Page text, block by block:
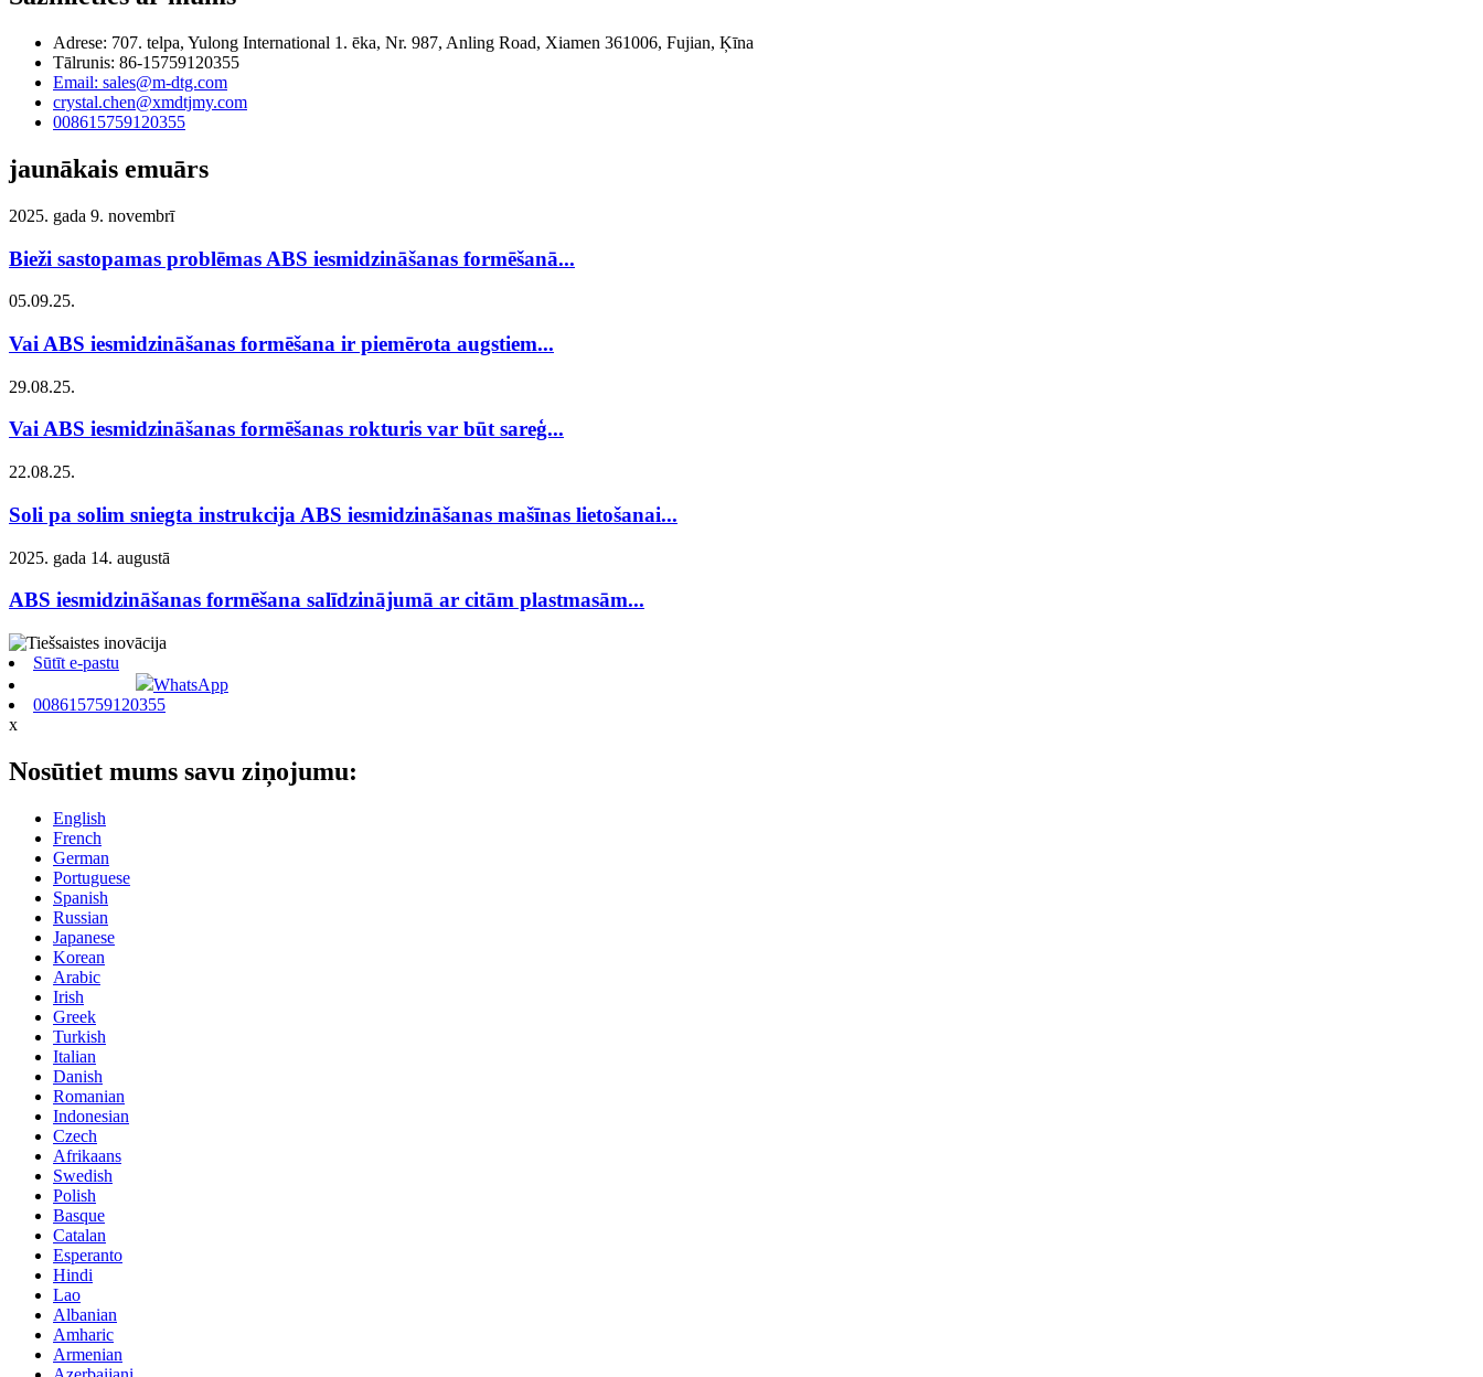
Adrese: 707. telpa, Yulong International 1. ēka, Nr. 987, Anling Road, Xiamen 361006, Fujian, Ķīna
Tālrunis: 86-15759120355
Email: sales@m-dtg.com
crystal.chen@xmdtjmy.com
008615759120355
jaunākais emuārs
2025. gada 9. novembrī
Bieži sastopamas problēmas ABS iesmidzināšanas formēšanā...
05.09.25.
Vai ABS iesmidzināšanas formēšana ir piemērota augstiem...
29.08.25.
Vai ABS iesmidzināšanas formēšanas rokturis var būt sareģ...
22.08.25.
Soli pa solim sniegta instrukcija ABS iesmidzināšanas mašīnas lietošanai...
2025. gada 14. augustā
ABS iesmidzināšanas formēšana salīdzinājumā ar citām plastmasām...
Sūtīt e-pastu
WhatsApp
008615759120355
x
Nosūtiet mums savu ziņojumu:
English
French
German
Portuguese
Spanish
Russian
Japanese
Korean
Arabic
Irish
Greek
Turkish
Italian
Danish
Romanian
Indonesian
Czech
Afrikaans
Swedish
Polish
Basque
Catalan
Esperanto
Hindi
Lao
Albanian
Amharic
Armenian